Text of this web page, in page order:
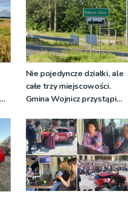
Nie pojedyncze działki, ale
całe trzy miejscowości.
Gmina Wojnicz przystąpi
planistycznych